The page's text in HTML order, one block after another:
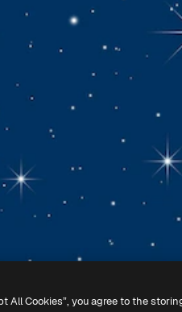
All Cookies”, you agree to the